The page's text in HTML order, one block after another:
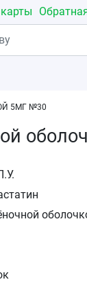
5МГ №30